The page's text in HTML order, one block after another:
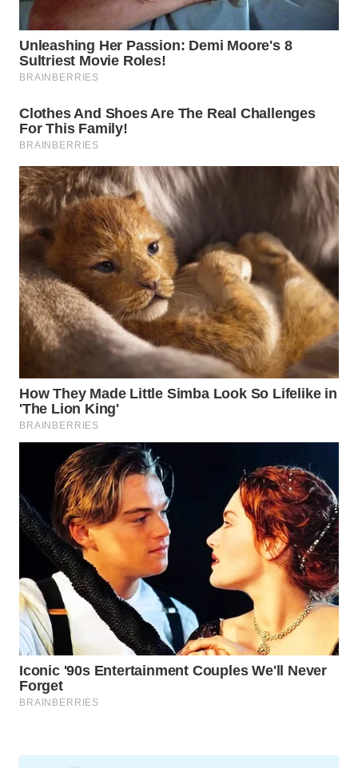
WISATA
LAPAK
Wahana
Network
KONSUMEN
LISTRIK
MASYARAKAT
KELISTRIKAN
WALINKI
ID
ID
MARTABAT
NET
PLN
WATCH
MKLI
LPKKI
LKKI
KOPEKLIN